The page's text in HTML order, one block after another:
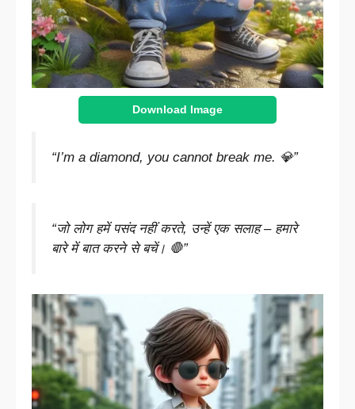
Download Image
“I’m a diamond, you cannot break me. 💎”
“जो लोग हमें पसंद नहीं करते, उन्हें एक सलाह – हमारे
बारे में बात करने से बचें। 🛑”